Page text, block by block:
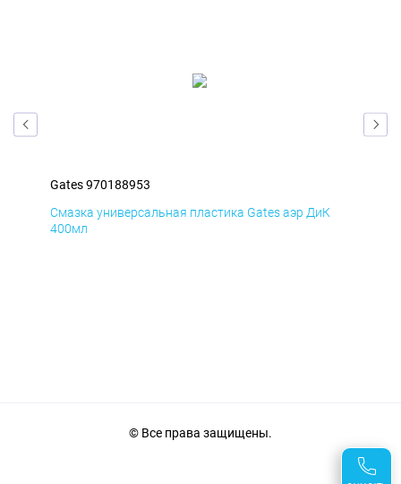
Gates 970188953
Смазка универсальная пластика Gates аэр ДиК
400мл
© Все права защищены.